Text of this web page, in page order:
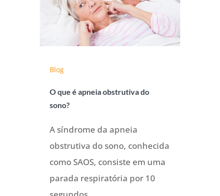
Blog
O que é apneia obstrutiva do
sono?
A síndrome da apneia
obstrutiva do sono, conhecida
como SAOS, consiste em uma
parada respiratória por 10